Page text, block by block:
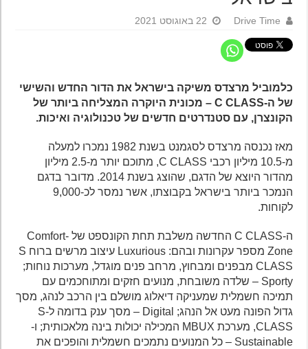
Drive Time 22 באוגוסט 2021
כלמוביל מרצדס משיקה בישראל את הדור החדש והשישי
של ה-C CLASS – מכונית היוקרה המצליחה ביותר של
הקונצרן, עם סטנדרטים חדשים של טכנולוגיה ואיכות.
מאז נכנסה מרצדס לסגמנט בשנת 1982 נמכרו למעלה
מ-10.5 מיליון רכבי C CLASS, מתוכם יותר מ-2.5 מיליון
מהדור היוצא של הדגם, שהוצג בשנת 2014. מדובר בדגם
הנמכר ביותר בישראל בקבוצתו, אשר נמסר לכ-9,000
לקוחות.
ה-C CLASS החדשה משלבת תחת הקונספט של Comfort-
Zone מספר עקרונות ובהם: Luxurious עיצוב מרשים ברוח S
CLASS מבפנים ומבחוץ, מרחב פנים מוגדל, מערכות נוחות;
Sporty – שלדה משובחת, מנועים חזקים ומתוחכמים עם
תמיכה חשמלית שמעניקה דיאלוג מושלם בין הרכב לנהג, מסך
גדול הפונה מעט אל הנהג; Digital – מסך ענק בדומה ל-S
CLASS, מערכת MBUX המכילה יכולות בינה מלאכותית; ו-
Sustainable – כל המנועים נתמכים חשמלית והופכים את